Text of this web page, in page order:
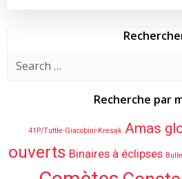
Search
Recherche par
41P/Tuttle-Giacobini-Kresak Amas
ouverts Binaires à éclipses